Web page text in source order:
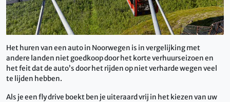
Het huren van een auto in Noorwegen is in vergelijking met
andere landen niet goedkoop door het korte verhuurseizoen en
het feit dat de auto’s door het rijden op niet verharde wegen veel
te lijden hebben.
Als je een fly drive boekt ben je uiteraard vrij in het kiezen van uw